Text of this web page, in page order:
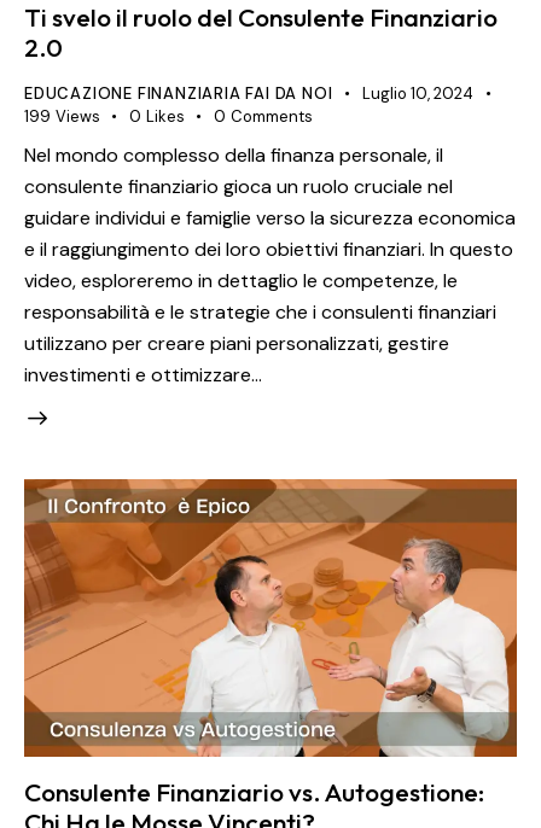
Ti svelo il ruolo del Consulente Finanziario
2.0
EDUCAZIONE FINANZIARIA FAI DA NOI
Luglio 10, 2024
199 Views 0 Likes 0 Comments
Nel mondo complesso della finanza personale, il
consulente finanziario gioca un ruolo cruciale nel
guidare individui e famiglie verso la sicurezza economica
e il raggiungimento dei loro obiettivi finanziari. In questo
video, esploreremo in dettaglio le competenze, le
responsabilità e le strategie che i consulenti finanziari
utilizzano per creare piani personalizzati, gestire
investimenti e ottimizzare…
Consulente Finanziario vs. Autogestione: